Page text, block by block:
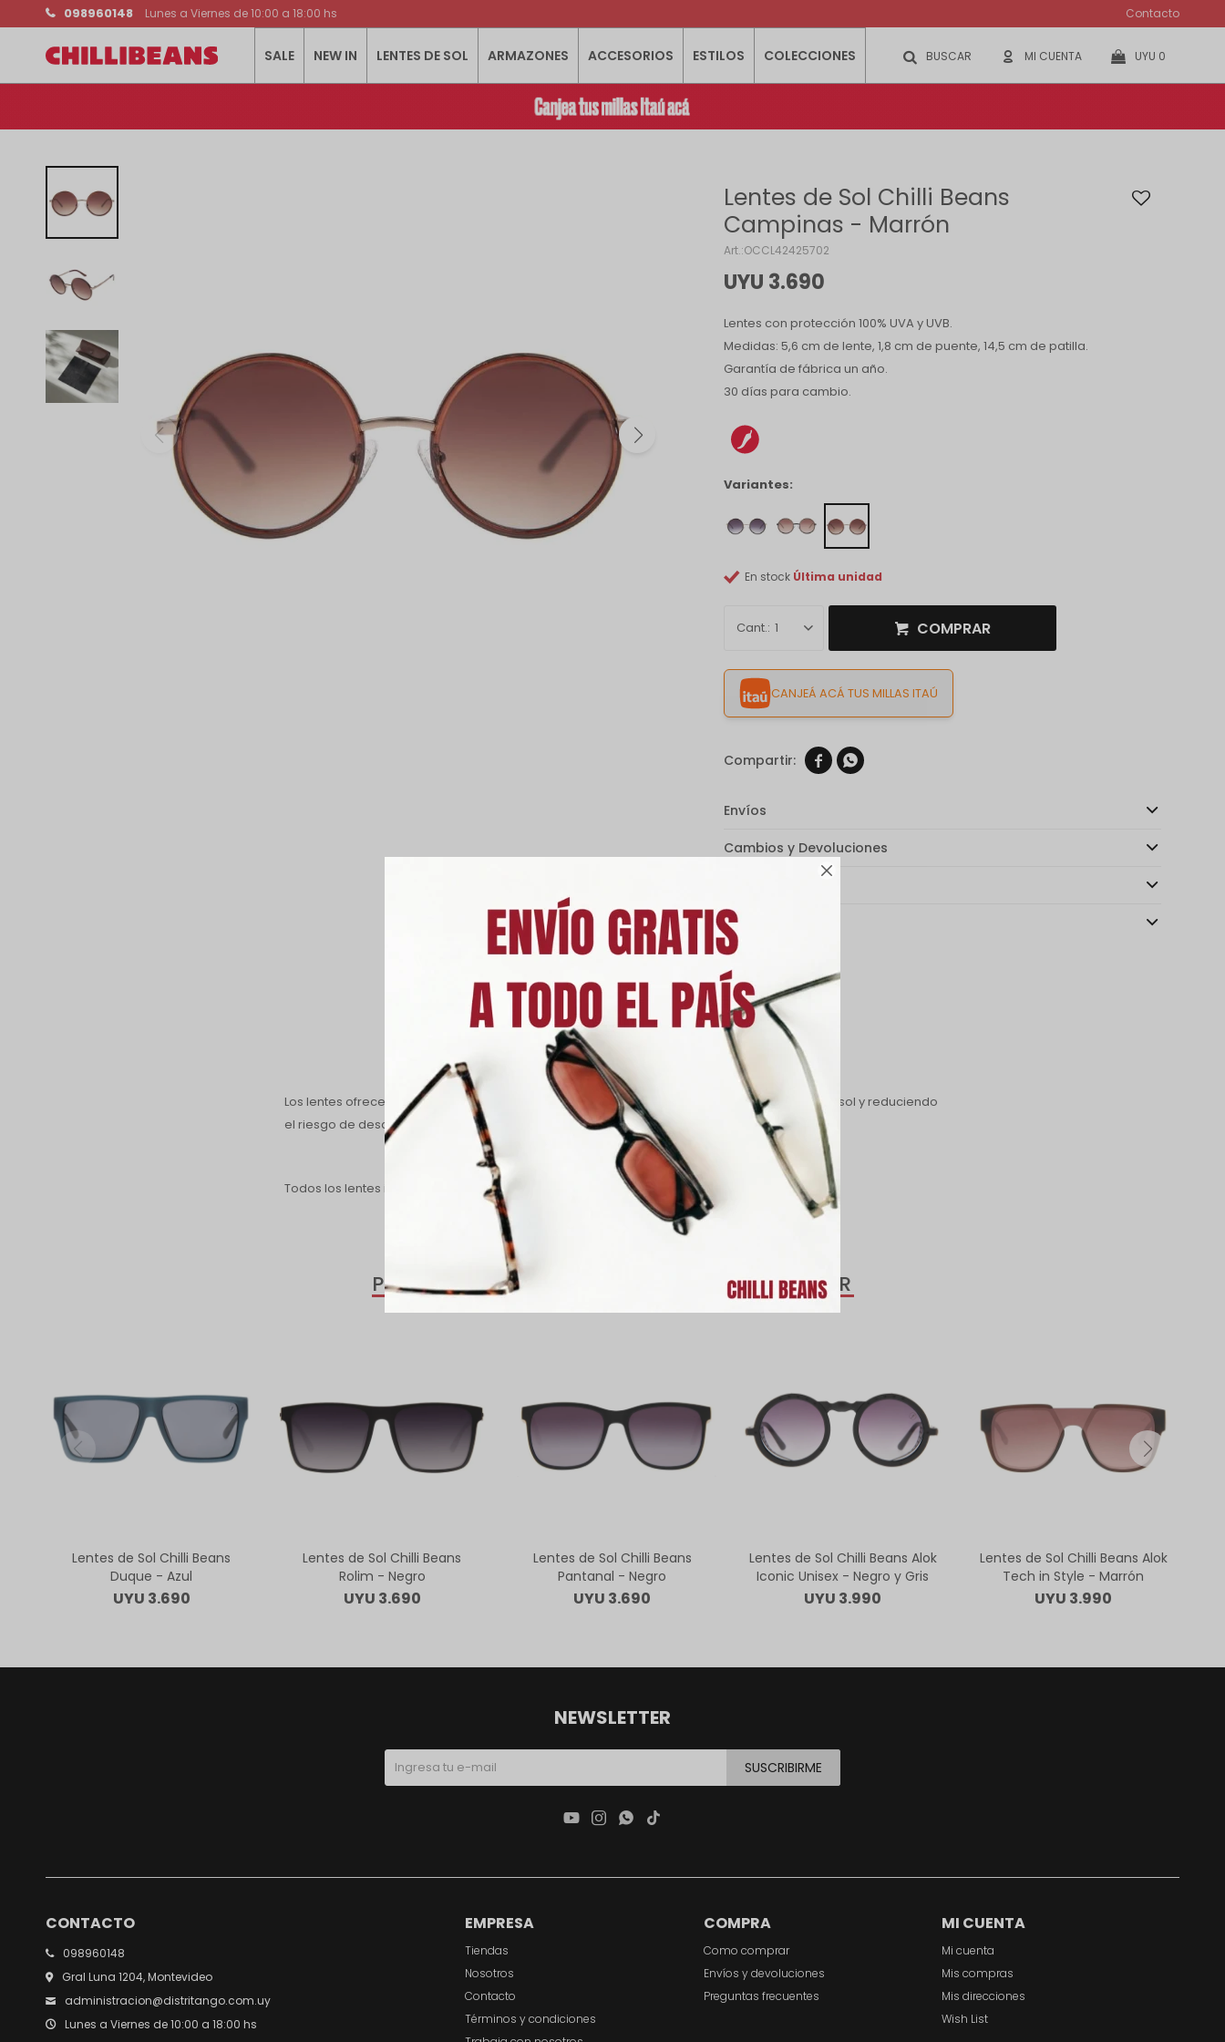

SALE NEW IN LENTES DE SOL ARMAZONES ACCESORIOS ESTILOS COLECCIONES UYU 0
098960148 Lunes a Viernes de 10:00 a 18:00 hs Contacto
Lentes de Sol Chilli Beans
Campinas - Marrón
OCCL42425702
UYU 3.690
Lentes con protección 100% UVA y UVB.
Medidas: 5,6 cm de lente, 1,8 cm de puente, 14,5 cm de patilla.
Garantía de fábrica un año.
30 días para cambio.
Variantes:
En stock Última unidad
1 COMPRAR
CANJEÁ ACÁ TUS MILLAS ITAÚ
 
Envíos
Cambios y Devoluciones
Características
Descripción
Los lentes ofrecen protección 100 % UVA y UVB, protegiendo tus ojos de los rayos dañinos del sol y reduciendo
el riesgo de desarrollar enfermedades oculares.
Todos los lentes incluyen un estuche de regalo.
PRODUCTOS QUE TE PUEDEN INTERESAR
Lentes de Sol Chilli Beans
Duque - Azul
UYU 3.690
Lentes de Sol Chilli Beans
Rolim - Negro
UYU 3.690
Lentes de Sol Chilli Beans
Pantanal - Negro
UYU 3.690
Lentes de Sol Chilli Beans Alok
Iconic Unisex - Negro y Gris
UYU 3.990
Lentes de Sol Chilli Beans Alok
Tech in Style - Marrón
UYU 3.990
CONTACTO
098960148
Gral Luna 1204, Montevideo
administracion@distritango.com.uy
Lunes a Viernes de 10:00 a 18:00 hs
EMPRESA
Tiendas
Nosotros
Contacto
Términos y condiciones
COMPRA
Como comprar
Envíos y devoluciones
Preguntas frecuentes
MI CUENTA
Mi cuenta
Mis compras
Mis direcciones
Wish List
NEWSLETTER
SUSCRIBIRME
   